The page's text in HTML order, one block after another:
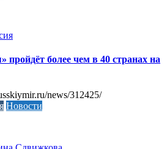
пройдёт более чем в 40 странах на
news/312425/
Новости